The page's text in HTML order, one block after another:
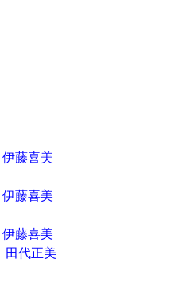
伊藤喜美
伊藤喜美
伊藤喜美
田代正美